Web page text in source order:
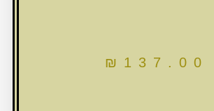
₪ 137.00